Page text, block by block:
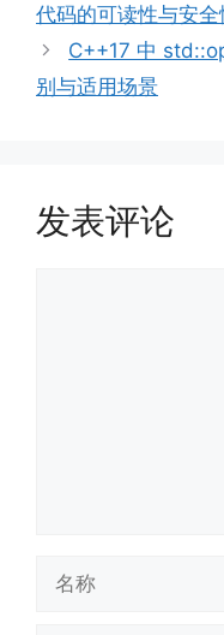
代码的可读性与安全
C++17 中
别与适用场景
发表评论